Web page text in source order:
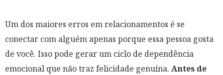
Um dos maiores erros em relacionamentos é se
conectar com alguém apenas porque essa pessoa gosta
de você. Isso pode gerar um ciclo de dependência
emocional que não traz felicidade genuína. Antes de